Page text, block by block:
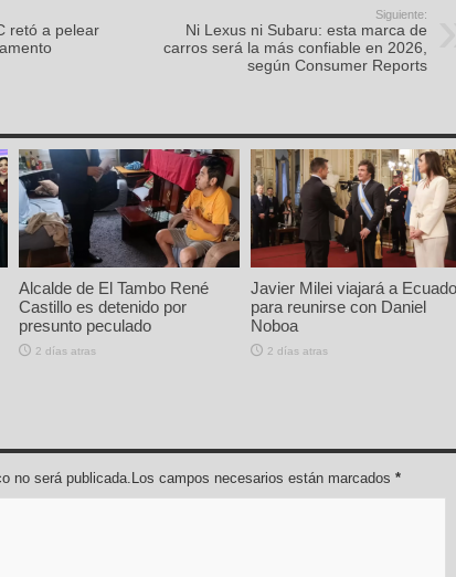
retó a pelear
Siguiente:
Ni Lexus ni Subaru: esta marca de
carros será la más confiable en 2026,
según Consumer Reports
Alcalde de El Tambo René
Castillo es detenido por
presunto peculado
2 días atras
Javier Milei viajará a
para reunirse con Daniel
Noboa
2 días atras
no será publicada.Los campos necesarios están marcados *